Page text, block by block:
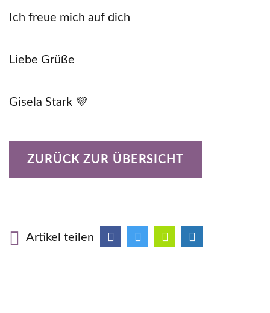
Ich freue mich auf dich
Liebe Grüße
Gisela Stark 💜
ZURÜCK ZUR ÜBERSICHT
Artikel teilen